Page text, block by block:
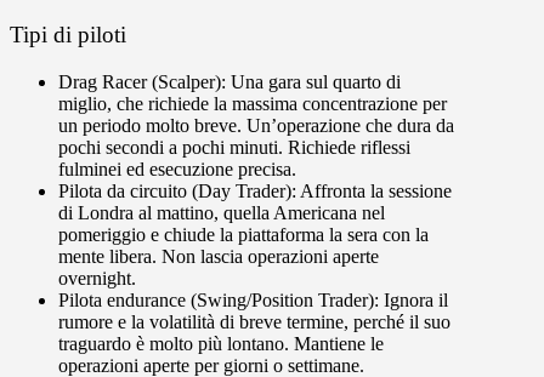
Tipi di piloti
Drag Racer (Scalper): Una gara sul quarto di
miglio, che richiede la massima concentrazione per
un periodo molto breve. Un’operazione che dura da
pochi secondi a pochi minuti. Richiede riflessi
fulminei ed esecuzione precisa.
Pilota da circuito (Day Trader): Affronta la sessione
di Londra al mattino, quella Americana nel
pomeriggio e chiude la piattaforma la sera con la
mente libera. Non lascia operazioni aperte
overnight.
Pilota endurance (Swing/Position Trader): Ignora il
rumore e la volatilità di breve termine, perché il suo
traguardo è molto più lontano. Mantiene le
operazioni aperte per giorni o settimane.